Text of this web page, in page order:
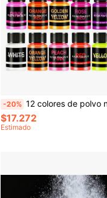
-20% 12 colores de polvo neón - Polvo de mica fluorescente apto para resina epoxi, arte de uñas, slime, elaboración de jabón, sombras de ojos y manualidades DIY - 12 colores con 20ml cada botella,
$17.272
Estimado